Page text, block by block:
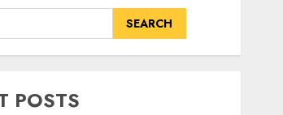
SEARCH
POSTS